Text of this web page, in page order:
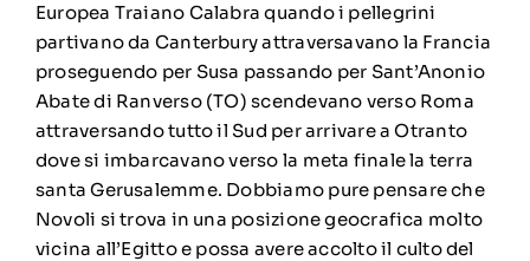
Europea Traiano Calabra quando i pellegrini
partivano da Canterbury attraversavano la Francia
proseguendo per Susa passando per Sant’Anonio
Abate di Ranverso (TO) scendevano verso Roma
attraversando tutto il Sud per arrivare a Otranto
dove si imbarcavano verso la meta finale la terra
santa Gerusalemme. Dobbiamo pure pensare che
Novoli si trova in una posizione geocrafica molto
vicina all’Egitto e possa avere accolto il culto del